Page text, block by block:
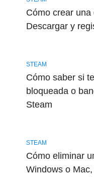
Cómo crear
Descargar y
STEAM
Cómo saber si
bloqueada o
Steam
STEAM
Cómo eliminar
Windows o